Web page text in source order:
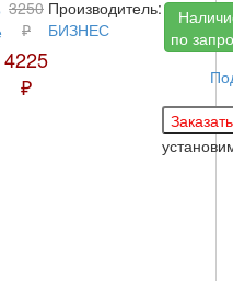
3250
₽
4225
₽
Производитель:
БИЗНЕС
по